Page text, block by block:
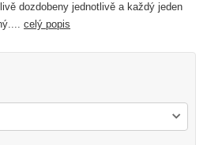
dozdobeny jednotlivě a každý jeden
celý popis